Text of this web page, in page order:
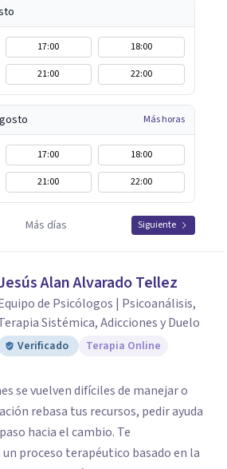
17:00
18:00
21:00 22:00
Más horas
17:00
18:00
21:00 22:00
Más días Siguiente
Alan Alvarado Tellez
de Psicólogos | Psicoanálisis,
Sistémica, Adicciones y Duelo
Verificado Terapia Online
se vuelven difíciles de manejar o
rebasa tus recursos, pedir ayuda
hacia el cambio. Te
proceso terapéutico basado en la